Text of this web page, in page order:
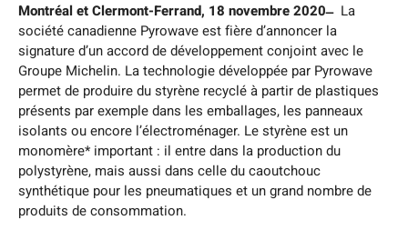
Montréal et Clermont-Ferrand, 18 novembre 2020 ̶ La
société canadienne Pyrowave est fière d’annoncer la
signature d’un accord de développement conjoint avec le
Groupe Michelin. La technologie développée par Pyrowave
permet de produire du styrène recyclé à partir de plastiques
présents par exemple dans les emballages, les panneaux
isolants ou encore l’électroménager. Le styrène est un
monomère* important : il entre dans la production du
polystyrène, mais aussi dans celle du caoutchouc
synthétique pour les pneumatiques et un grand nombre de
produits de consommation.